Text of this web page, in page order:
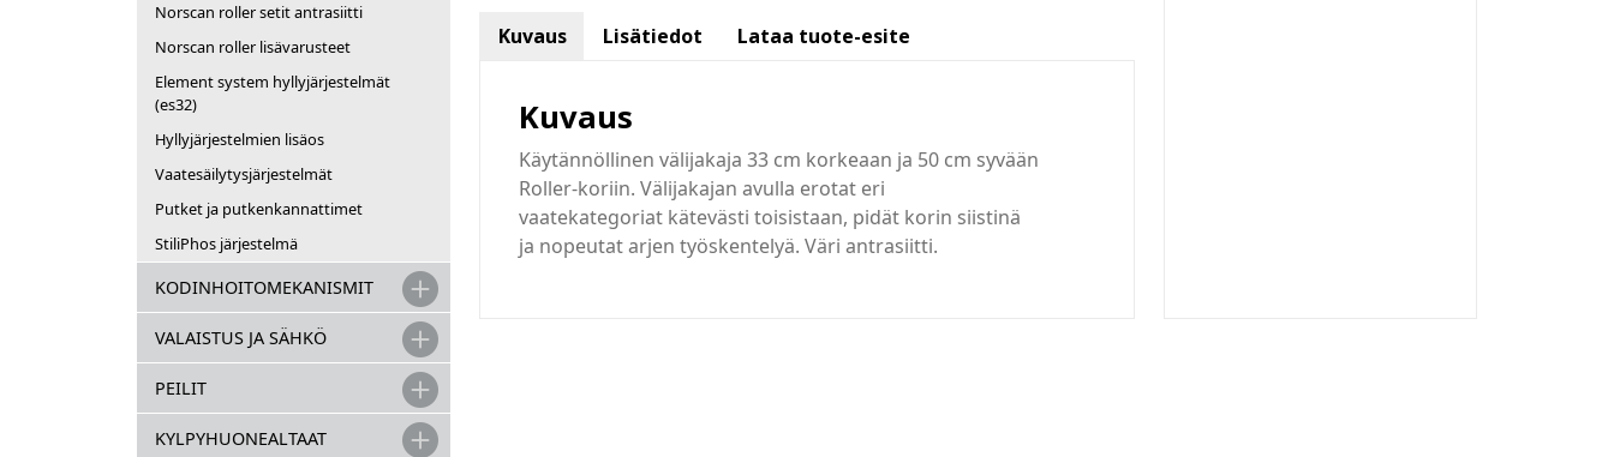
Norscan roller setit antrasiitti
Norscan roller lisävarusteet
Element system hyllyjärjestelmät
(es32)
Hyllyjärjestelmien lisäos
Vaatesäilytysjärjestelmät
Putket ja putkenkannattimet
StiliPhos järjestelmä
KODINHOITOMEKANISMIT
VALAISTUS JA SÄHKÖ
PEILIT
KYLPYHUONEALTAAT
Kuvaus Lisätiedot Lataa tuote-esite
Kuvaus
Käytännöllinen välijakaja 33 cm korkeaan ja 50 cm syvään
Roller-koriin. Välijakajan avulla erotat eri
vaatekategoriat kätevästi toisistaan, pidät korin siistinä
ja nopeutat arjen työskentelyä. Väri antrasiitti.